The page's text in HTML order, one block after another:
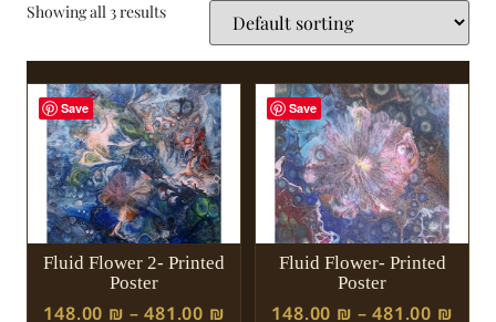
Showing all 3 results
Save
Fluid Flower 2- Printed
Poster
148.00 ₪ –481.00 ₪
Save
Fluid Flower- Printed
Poster
148.00 ₪ –481.00 ₪